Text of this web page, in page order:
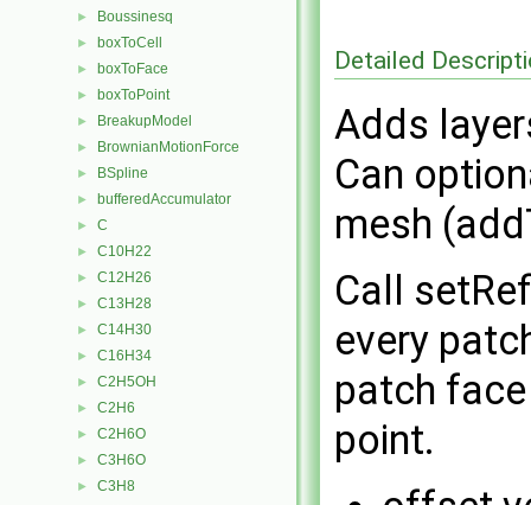
► Boussinesq
► boxToCell
► boxToFace
► boxToPoint
► BreakupModel
► BrownianMotionForce
► BSpline
► bufferedAccumulator
► C
► C10H22
► C12H26
► C13H28
► C14H30
► C16H34
► C2H5OH
► C2H6
► C2H6O
► C3H6O
► C3H8
Detailed
Adds
Can
mesh
Call
every
patch
point.